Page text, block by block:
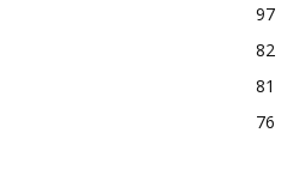
97
82
81
76